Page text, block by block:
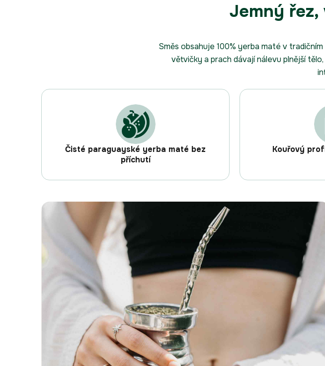
Jemný
Směs obsahuje 100% yerba maté v
větvičky a prach dávají nálevu plnější
Čisté paraguayské yerba maté bez
příchutí
Kouřový